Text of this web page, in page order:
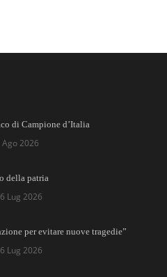
di Campione d’Italia
Ago 2026
della patria
Lug 2026
per evitare nuove tragedie”
Lug 2026